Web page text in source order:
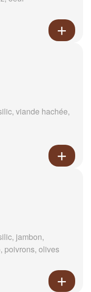
viande hachée,
jambon,
poivrons, olives